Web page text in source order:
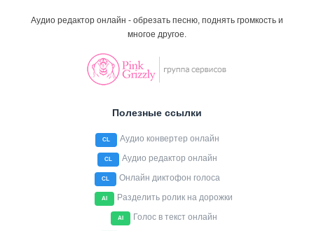
Аудио редактор онлайн - обрезать песню, поднять громкость и
многое другое.
Полезные ссылки
CL Аудио конвертер онлайн
CL Аудио редактор онлайн
CL Онлайн диктофон голоса
AI Разделить ролик на дорожки
AI Голос в текст онлайн